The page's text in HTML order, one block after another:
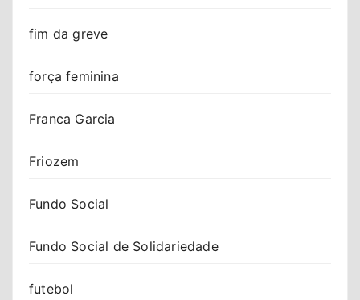
fim da greve
força feminina
Franca Garcia
Friozem
Fundo Social
Fundo Social de Solidariedade
futebol